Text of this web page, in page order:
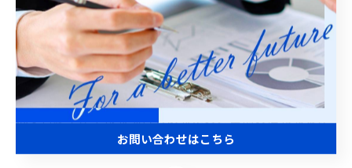
の平常期は比較的空いているため、余裕を持った日程調
整が可能です。
また、申請前に入管の公式サイトやSNSで混雑情報を確
認し、急な混雑に備えることも推奨されます。混雑時に
は受付終了が早まる場合もあるため、事前の情報収集が
失敗回避の鍵となります。お問い合わせはこちら